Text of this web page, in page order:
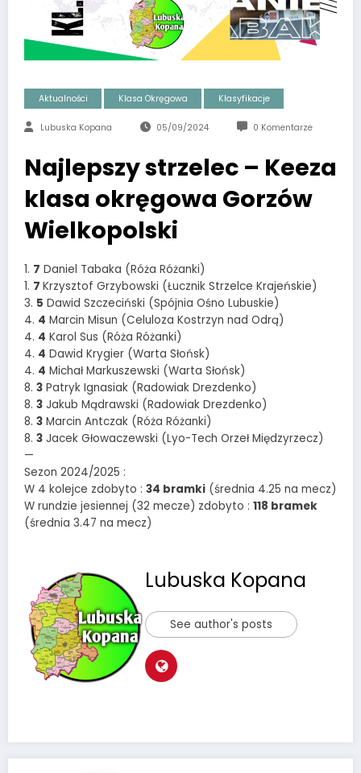
Aktualności Klasa Okręgowa Klasyfikacje
Lubuska Kopana 05/09/2024 0 Komentarze
Najlepszy strzelec – Keeza
klasa okręgowa Gorzów
Wielkopolski
1. 7 Daniel Tabaka (Róża Różanki)
1. 7 Krzysztof Grzybowski (Łucznik Strzelce Krajeńskie)
3. 5 Dawid Szczeciński (Spójnia Ośno Lubuskie)
4. 4 Marcin Misun (Celuloza Kostrzyn nad Odrą)
4. 4 Karol Sus (Róża Różanki)
4. 4 Dawid Krygier (Warta Słońsk)
4. 4 Michał Markuszewski (Warta Słońsk)
8. 3 Patryk Ignasiak (Radowiak Drezdenko)
8. 3 Jakub Mądrawski (Radowiak Drezdenko)
8. 3 Marcin Antczak (Róża Różanki)
8. 3 Jacek Głowaczewski (Lyo-Tech Orzeł Międzyrzecz)
—
Sezon 2024/2025 :
W 4 kolejce zdobyto : 34 bramki (średnia 4.25 na mecz)
W rundzie jesiennej (32 mecze) zdobyto : 118 bramek
(średnia 3.47 na mecz)
Lubuska Kopana
See author's posts